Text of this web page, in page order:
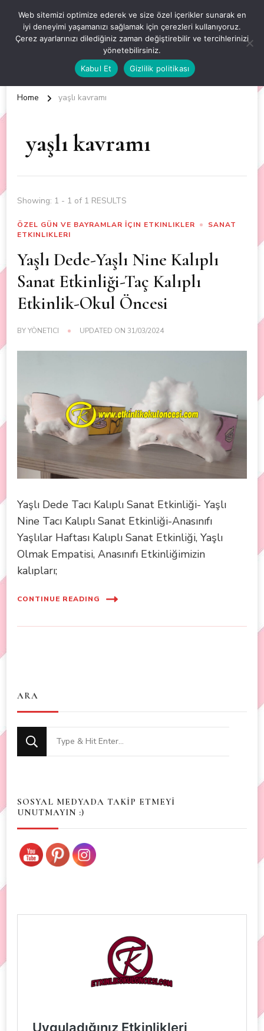
OKUL ÖNCESİ ETKİNLİKLER
EN YENİ VE ÖZGÜN OKUL ÖNCESİ ETKİNLİKLERİ
Home yaşlı kavramı
yaşlı kavramı
Showing: 1 - 1 of 1 RESULTS
ÖZEL GÜN VE BAYRAMLAR İÇIN ETKINLIKLER
SANAT
ETKINLIKLERI
Yaşlı Dede-Yaşlı Nine Kalıplı
Sanat Etkinliği-Taç Kalıplı
Etkinlik-Okul Öncesi
BYYÖNETICI UPDATED ON 31/03/2024
Yaşlı Dede Tacı Kalıplı Sanat Etkinliği- Yaşlı
Nine Tacı Kalıplı Sanat Etkinliği-Anasınıfı
Yaşlılar Haftası Kalıplı Sanat Etkinliği, Yaşlı
Olmak Empatisi, Anasınıfı Etkinliğimizin
kalıpları;
CONTINUE READING
ARA
Looking
for
SOSYAL MEDYADA TAKİP ETMEYİ
UNUTMAYIN :)
Web sitemizi optimize ederek ve size özel içerikler sunarak en
iyi deneyimi yaşamanızı sağlamak için çerezleri kullanıyoruz.
Çerez ayarlarınızı dilediğiniz zaman değiştirebilir ve tercihlerinizi
yönetebilirsiniz.
Kabul Et
Gizlilik politikası